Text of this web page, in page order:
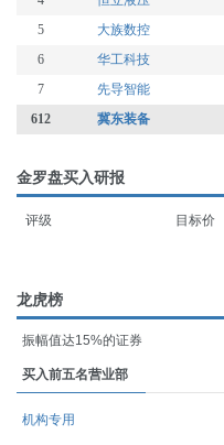
5
大族数控
6
华工科技
7
先导智能
612
冀东装备
金罗盘买入研报
评级 目标价
龙虎榜
振幅值达15%的证券
买入前五名营业部
机构专用